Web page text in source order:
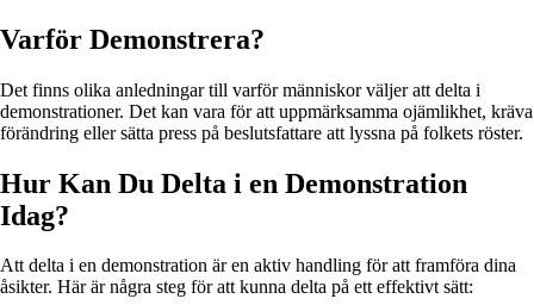
Varför Demonstrera?
Det finns olika anledningar till varför människor väljer att delta i
demonstrationer. Det kan vara för att uppmärksamma ojämlikhet, kräva
förändring eller sätta press på beslutsfattare att lyssna på folkets röster.
Hur Kan Du Delta i en Demonstration
Idag?
Att delta i en demonstration är en aktiv handling för att framföra dina
åsikter. Här är några steg för att kunna delta på ett effektivt sätt: